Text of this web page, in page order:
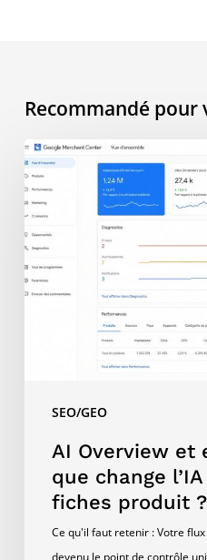
Recommandé pour
SEO/GEO
AI
Overview
et
e-
commerce
:
que
fiches
produit
AI Overview et
que change
fiches produit ?
Ce qu'il faut retenir : Votre